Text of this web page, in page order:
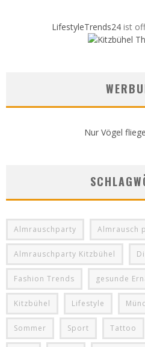
LifestyleTrends24ist
Nur Vögel
Almrauschparty Almrausch
Almrauschparty Kitzbühel
Fashion Trends gesunde
Kitzbühel Lifestyle
Sommer Sport Tattoo